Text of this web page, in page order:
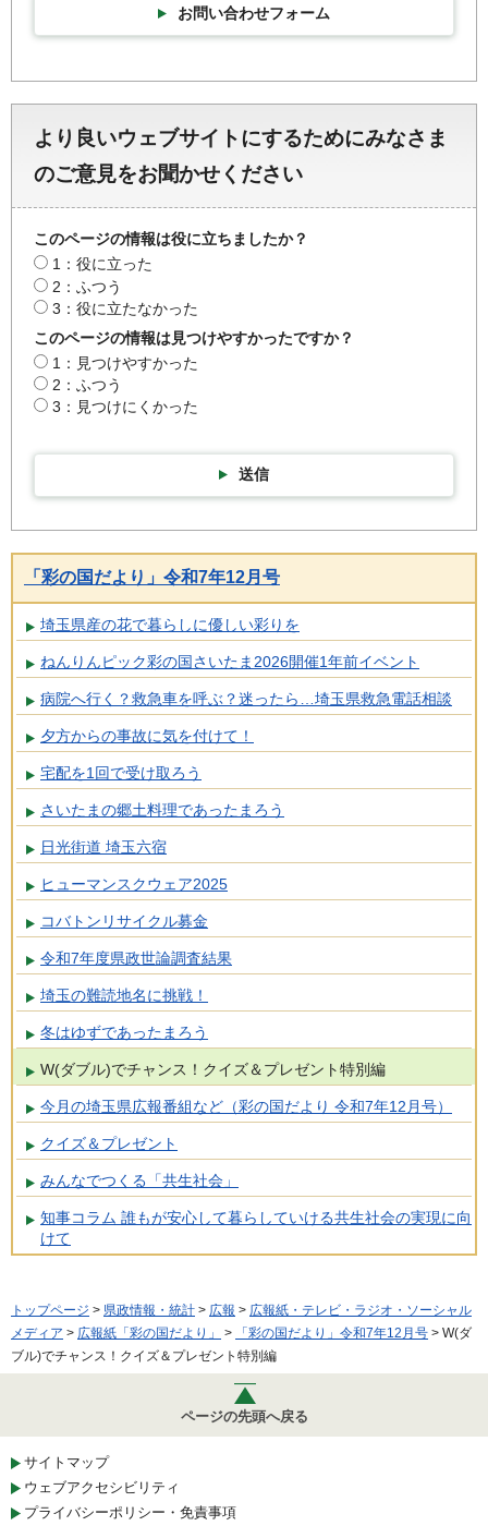
お問い合わせフォーム
より良いウェブサイトにするためにみなさま
のご意見をお聞かせください
このページの情報は役に立ちましたか？
1：役に立った
2：ふつう
3：役に立たなかった
このページの情報は見つけやすかったですか？
1：見つけやすかった
2：ふつう
3：見つけにくかった
送信
「彩の国だより」令和7年12月号
埼玉県産の花で暮らしに優しい彩りを
ねんりんピック彩の国さいたま2026開催1年前イベント
病院へ行く？救急車を呼ぶ？迷ったら…埼玉県救急電話相談
夕方からの事故に気を付けて！
宅配を1回で受け取ろう
さいたまの郷土料理であったまろう
日光街道 埼玉六宿
ヒューマンスクウェア2025
コバトンリサイクル募金
令和7年度県政世論調査結果
埼玉の難読地名に挑戦！
冬はゆずであったまろう
W(ダブル)でチャンス！クイズ＆プレゼント特別編
今月の埼玉県広報番組など（彩の国だより 令和7年12月号）
クイズ＆プレゼント
みんなでつくる「共生社会」
知事コラム 誰もが安心して暮らしていける共生社会の実現に向
けて
トップページ > 県政情報・統計 > 広報 > 広報紙・テレビ・ラジオ・ソーシャル
メディア > 広報紙「彩の国だより」 > 「彩の国だより」令和7年12月号 > W(ダ
ブル)でチャンス！クイズ＆プレゼント特別編
ページの先頭へ戻る
サイトマップ
ウェブアクセシビリティ
プライバシーポリシー・免責事項